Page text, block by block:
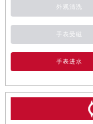
外观清洗
手表受磁
手表进水